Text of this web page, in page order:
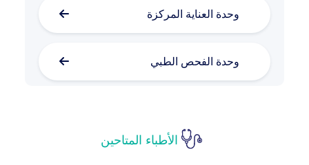
وحدة العناية المركزة
وحدة الفحص الطبي
الأطباء المتاحين